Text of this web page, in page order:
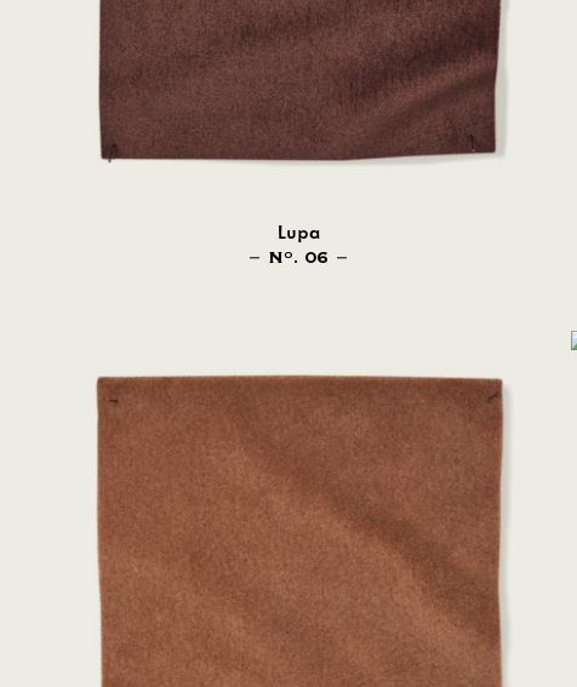
Lupa
NO . 06